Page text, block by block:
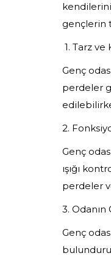
gençlerin
1. Tarz ve
Genç
perdeler
2.
Genç
ışığı
perdeler
3.
Genç